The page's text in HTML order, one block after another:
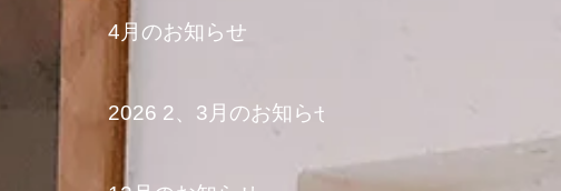
4月のお知らせ
2026 2、3月のお知らせ